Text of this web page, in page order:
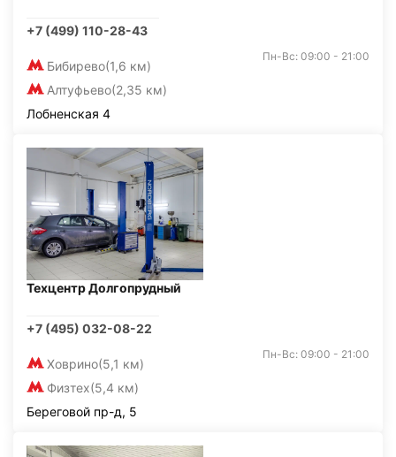
+7 (499) 110-28-43
Бибирево(1,6 км)
Алтуфьево(2,35 км)
Пн-Вс: 09:00 - 21:00
Лобненская 4
Техцентр Долгопрудный
+7 (495) 032-08-22
Ховрино(5,1 км)
Физтех(5,4 км)
Пн-Вс: 09:00 - 21:00
Береговой пр-д, 5